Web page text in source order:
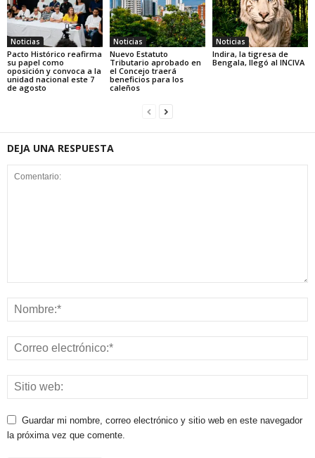
Noticias
Pacto Histórico reafirma
su papel como
oposición y convoca a la
unidad nacional este 7
de agosto
Noticias
Nuevo Estatuto
Tributario aprobado en
el Concejo traerá
beneficios para los
caleños
Noticias
Indira, la tigresa de
Bengala, llegó al INCIVA
DEJA UNA RESPUESTA
Guardar mi nombre, correo electrónico y sitio web en este navegador
la próxima vez que comente.